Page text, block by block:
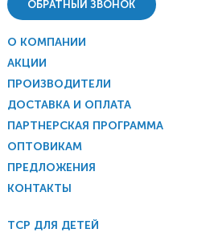
ОБРАТНЫЙ ЗВОНОК
О КОМПАНИИ
АКЦИИ
ПРОИЗВОДИТЕЛИ
ДОСТАВКА И ОПЛАТА
ПАРТНЕРСКАЯ ПРОГРАММА
ОПТОВИКАМ
ПРЕДЛОЖЕНИЯ
КОНТАКТЫ
ТСР ДЛЯ ДЕТЕЙ